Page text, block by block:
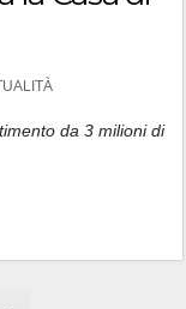
da 3 milioni di